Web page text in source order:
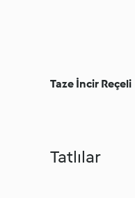
Taze İncir Reçeli
Tatlılar